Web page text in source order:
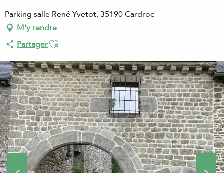
Parking salle René Yvetot, 35190 Cardroc
M'y rendre
PartagerAjouter aux favoris